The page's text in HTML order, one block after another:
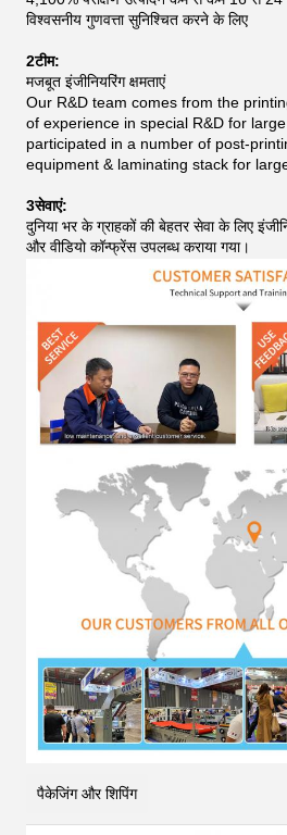
विश्वसनीय गुणवत्ता सुनिश्चित करने के लिए
2टीम:
मजबूत इंजीनियरिंग क्षमताएं
Our R&D team comes from the
of experience in special R&D for
participated in a number of post-
equipment & laminating stack for
3सेवाएं:
दुनिया भर के ग्राहकों की बेहतर सेवा के लिए
और वीडियो कॉन्फ्रेंस उपलब्ध कराया गया।
पैकेजिंग और शिपिंग